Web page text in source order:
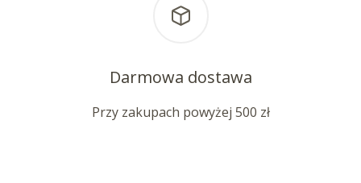
Darmowa dostawa
Przy zakupach powyżej 500 zł